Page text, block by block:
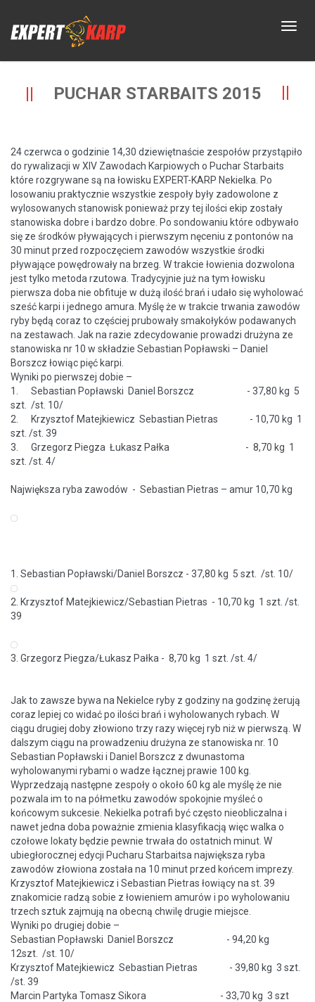
PUCHAR STARBAITS 2015
24 czerwca o godzinie 14,30 dziewiętnaście zespołów przystąpiło
do rywalizacji w XIV Zawodach Karpiowych o Puchar Starbaits
które rozgrywane są na łowisku EXPERT-KARP Nekielka. Po
losowaniu praktycznie wszystkie zespoły były zadowolone z
wylosowanych stanowisk ponieważ przy tej ilości ekip zostały
stanowiska dobre i bardzo dobre. Po sondowaniu które odbywało
się ze środków pływających i pierwszym nęceniu z pontonów na
30 minut przed rozpoczęciem zawodów wszystkie środki
pływające powędrowały na brzeg. W trakcie łowienia dozwolona
jest tylko metoda rzutowa. Tradycyjnie już na tym łowisku
pierwsza doba nie obfituje w dużą ilość brań i udało się wyholować
sześć karpi i jednego amura. Myślę że w trakcie trwania zawodów
ryby będą coraz to częściej prubowały smakołyków podawanych
na zestawach. Jak na razie zdecydowanie prowadzi drużyna ze
stanowiska nr 10 w składzie Sebastian Popławski – Daniel
Borszcz łowiąc pięć karpi.
Wyniki po pierwszej dobie –
1. Sebastian Popławski Daniel Borszcz - 37,80 kg 5
szt. /st. 10/
2. Krzysztof Matejkiewicz Sebastian Pietras - 10,70 kg 1
szt. /st. 39
3. Grzegorz Piegza Łukasz Pałka - 8,70 kg 1
szt. /st. 4/
Największa ryba zawodów - Sebastian Pietras – amur 10,70 kg
1. Sebastian Popławski/Daniel Borszcz - 37,80 kg 5 szt. /st. 10/
2. Krzysztof Matejkiewicz/Sebastian Pietras - 10,70 kg 1 szt. /st.
39
3. Grzegorz Piegza/Łukasz Pałka - 8,70 kg 1 szt. /st. 4/
Jak to zawsze bywa na Nekielce ryby z godziny na godzinę żerują
coraz lepiej co widać po ilości brań i wyholowanych rybach. W
ciągu drugiej doby złowiono trzy razy więcej ryb niż w pierwszą. W
dalszym ciągu na prowadzeniu drużyna ze stanowiska nr. 10
Sebastian Popławski i Daniel Borszcz z dwunastoma
wyholowanymi rybami o wadze łącznej prawie 100 kg.
Wyprzedzają następne zespoły o około 60 kg ale myślę że nie
pozwala im to na półmetku zawodów spokojnie myśleć o
końcowym sukcesie. Nekielka potrafi być często nieobliczalna i
nawet jedna doba poważnie zmienia klasyfikacją więc walka o
czołowe lokaty będzie pewnie trwała do ostatnich minut. W
ubiegłorocznej edycji Pucharu Starbaitsa największa ryba
zawodów złowiona została na 10 minut przed końcem imprezy.
Krzysztof Matejkiewicz i Sebastian Pietras łowiący na st. 39
znakomicie radzą sobie z łowieniem amurów i po wyholowaniu
trzech sztuk zajmują na obecną chwilę drugie miejsce.
Wyniki po drugiej dobie –
Sebastian Popławski Daniel Borszcz - 94,20 kg
12szt. /st. 10/
Krzysztof Matejkiewicz Sebastian Pietras - 39,80 kg 3 szt.
/st. 39
Marcin Partyka Tomasz Sikora - 33,70 kg 3 szt